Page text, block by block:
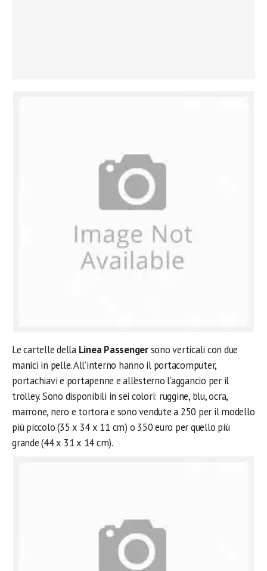
Le cartelle della Linea Passengersono verticali con due
manici in pelle. All’interno hanno il portacomputer,
portachiavi e portapenne e all’esterno l’aggancio per il
trolley. Sono disponibili in sei colori: ruggine, blu, ocra,
marrone, nero e tortora e sono vendute a 250 per il modello
più piccolo (35 x 34 x 11 cm) o 350 euro per quello più
grande (44 x 31 x 14 cm).